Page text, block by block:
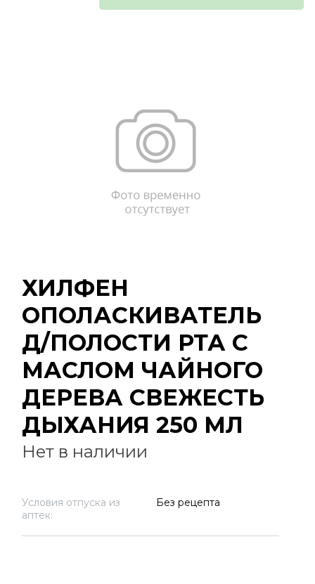
ХИЛФЕН
ОПОЛАСКИВАТЕЛЬ
Д/ПОЛОСТИ РТА С
МАСЛОМ ЧАЙНОГО
ДЕРЕВА СВЕЖЕСТЬ
ДЫХАНИЯ 250 МЛ
Нет в наличии
Условия отпуска из
аптек:
Без рецепта